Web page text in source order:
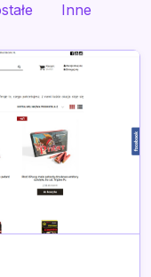
Inne